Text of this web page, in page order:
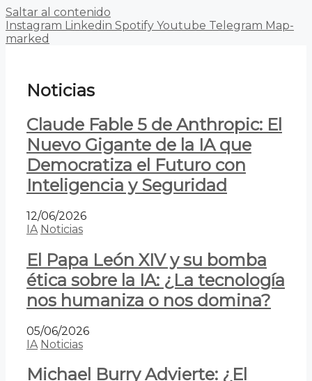
Saltar al contenido
Instagram Linkedin Spotify Youtube Telegram Map-
marked
Noticias
Claude Fable 5 de Anthropic: El
Nuevo Gigante de la IA que
Democratiza el Futuro con
Inteligencia y Seguridad
12/06/2026
IA Noticias
El Papa León XIV y su bomba
ética sobre la IA: ¿La tecnología
nos humaniza o nos domina?
05/06/2026
IA Noticias
Michael Burry Advierte: ¿El